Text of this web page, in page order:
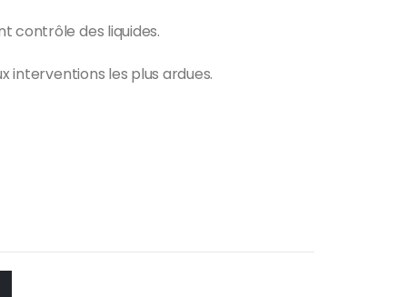
contrôle des liquides.
interventions les plus ardues.